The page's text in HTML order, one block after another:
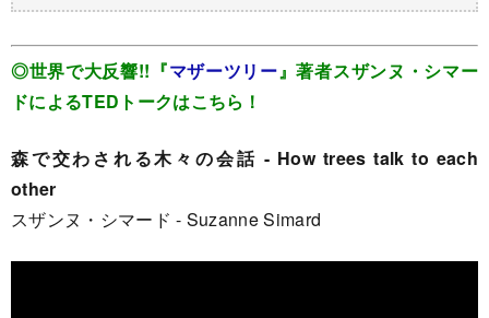
◎世界で大反響!!『マザーツリー』著者スザンヌ・シマー
ドによるTEDトークはこちら！
森で交わされる木々の会話 - How trees talk to each
other
スザンヌ・シマード - Suzanne Simard